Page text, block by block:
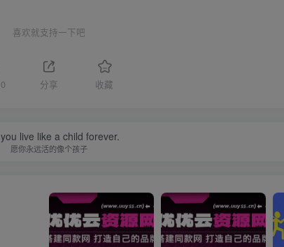
喜欢就支持一下吧
0 分享 收藏
live like a child forever.
愿你永远活的像个孩子